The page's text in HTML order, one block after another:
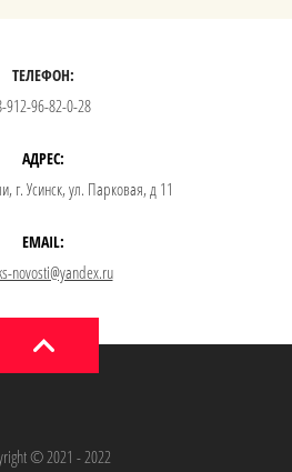
ТЕЛЕФОН:
912-96-82-0-28
АДРЕС:
г. Усинск, ул. Парковая, д 11
EMAIL:
novosti@yandex.ru
© 2021 - 2022